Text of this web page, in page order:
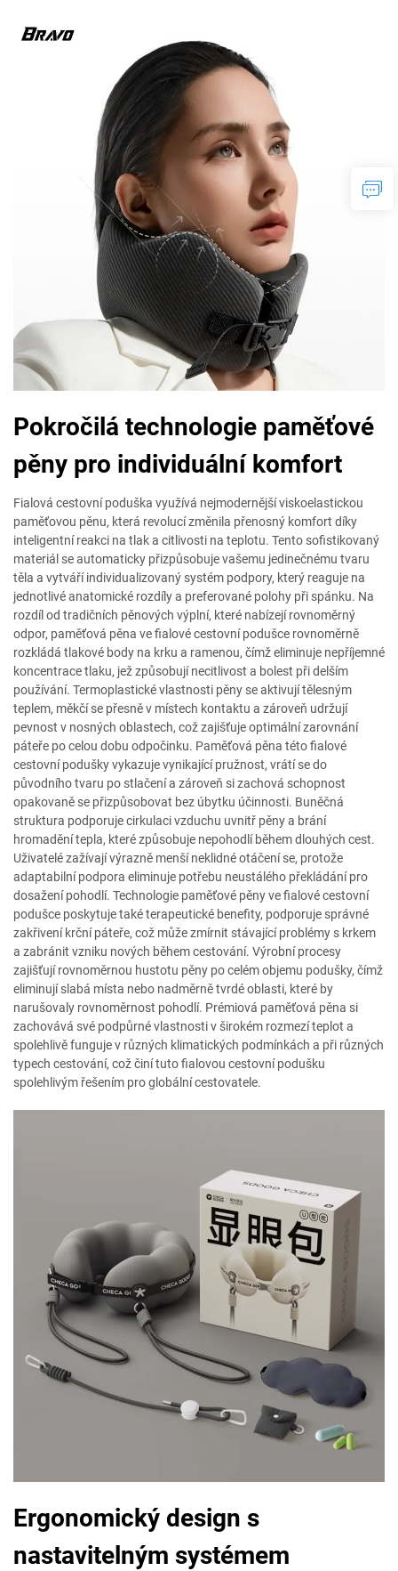
Pokročilá technologie paměťové
pěny pro individuální komfort
Fialová cestovní poduška využívá nejmodernější viskoelastickou
paměťovou pěnu, která revolucí změnila přenosný komfort díky
inteligentní reakci na tlak a citlivosti na teplotu. Tento sofistikovaný
materiál se automaticky přizpůsobuje vašemu jedinečnému tvaru
těla a vytváří individualizovaný systém podpory, který reaguje na
jednotlivé anatomické rozdíly a preferované polohy při spánku. Na
rozdíl od tradičních pěnových výplní, které nabízejí rovnoměrný
odpor, paměťová pěna ve fialové cestovní podušce rovnoměrně
rozkládá tlakové body na krku a ramenou, čímž eliminuje nepříjemné
koncentrace tlaku, jež způsobují necitlivost a bolest při delším
používání. Termoplastické vlastnosti pěny se aktivují tělesným
teplem, měkčí se přesně v místech kontaktu a zároveň udržují
pevnost v nosných oblastech, což zajišťuje optimální zarovnání
páteře po celou dobu odpočinku. Paměťová pěna této fialové
cestovní podušky vykazuje vynikající pružnost, vrátí se do
původního tvaru po stlačení a zároveň si zachová schopnost
opakovaně se přizpůsobovat bez úbytku účinnosti. Buněčná
struktura podporuje cirkulaci vzduchu uvnitř pěny a brání
hromadění tepla, které způsobuje nepohodlí během dlouhých cest.
Uživatelé zažívají výrazně menší neklidné otáčení se, protože
adaptabilní podpora eliminuje potřebu neustálého překládání pro
dosažení pohodlí. Technologie paměťové pěny ve fialové cestovní
podušce poskytuje také terapeutické benefity, podporuje správné
zakřivení krční páteře, což může zmírnit stávající problémy s krkem
a zabránit vzniku nových během cestování. Výrobní procesy
zajišťují rovnoměrnou hustotu pěny po celém objemu podušky, čímž
eliminují slabá místa nebo nadměrně tvrdé oblasti, které by
narušovaly rovnoměrnost pohodlí. Prémiová paměťová pěna si
zachovává své podpůrné vlastnosti v širokém rozmezí teplot a
spolehlivě funguje v různých klimatických podmínkách a při různých
typech cestování, což činí tuto fialovou cestovní podušku
spolehlivým řešením pro globální cestovatele.
Ergonomický design s
nastavitelným systémem